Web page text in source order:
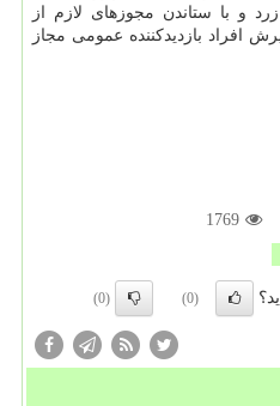
و با ستاندن مجوزهای لازم از
افراد بازدیدکننده عمومی مجاز
1769
(0)
(0)